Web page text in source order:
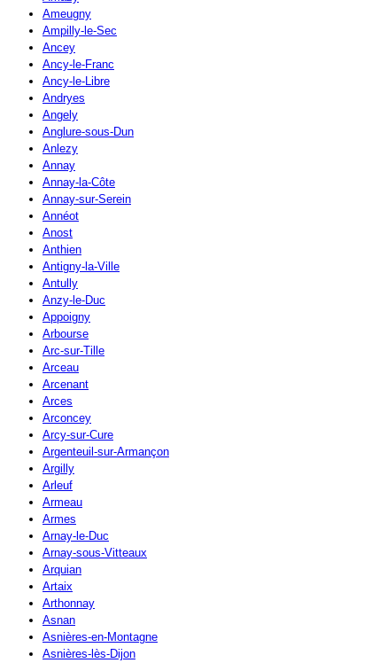
Ameugny
Ampilly-le-Sec
Ancey
Ancy-le-Franc
Ancy-le-Libre
Andryes
Angely
Anglure-sous-Dun
Anlezy
Annay
Annay-la-Côte
Annay-sur-Serein
Annéot
Anost
Anthien
Antigny-la-Ville
Antully
Anzy-le-Duc
Appoigny
Arbourse
Arc-sur-Tille
Arceau
Arcenant
Arces
Arconcey
Arcy-sur-Cure
Argenteuil-sur-Armançon
Argilly
Arleuf
Armeau
Armes
Arnay-le-Duc
Arnay-sous-Vitteaux
Arquian
Artaix
Arthonnay
Asnan
Asnières-en-Montagne
Asnières-lès-Dijon